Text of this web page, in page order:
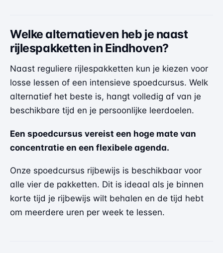
Welke alternatieven heb je naast
rijlespakketten in Eindhoven?
Naast reguliere rijlespakketten kun je kiezen voor
losse lessen of een intensieve spoedcursus. Welk
alternatief het beste is, hangt volledig af van je
beschikbare tijd en je persoonlijke leerdoelen.
Een spoedcursus vereist een hoge mate van
concentratie en een flexibele agenda.
Onze spoedcursus rijbewijs is beschikbaar voor
alle vier de pakketten. Dit is ideaal als je binnen
korte tijd je rijbewijs wilt behalen en de tijd hebt
om meerdere uren per week te lessen.